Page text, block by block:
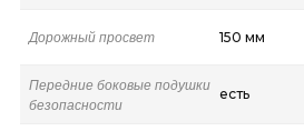
Дорожный просвет 150 мм
Передние боковые подушки
безопасности
есть